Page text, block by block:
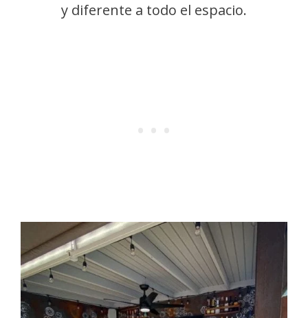
y diferente a todo el espacio.